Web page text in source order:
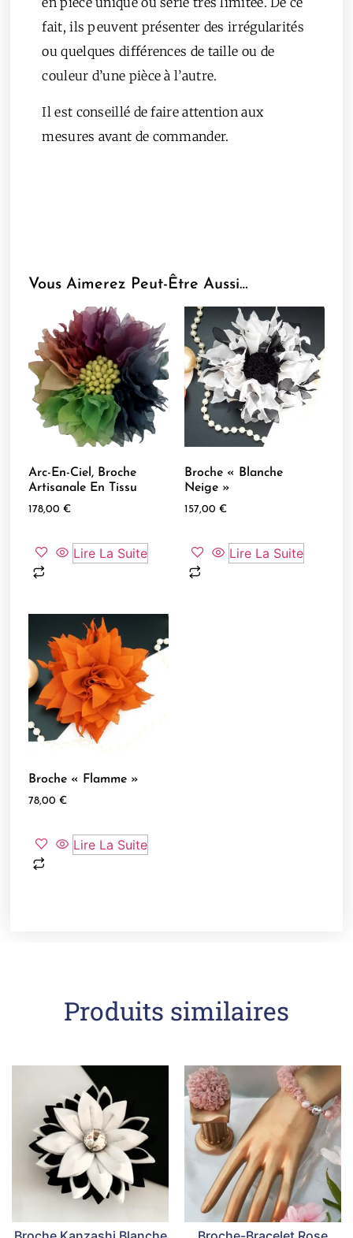
fait, ils peuvent présenter des irrégularités
ou quelques différences de taille ou de
couleur d’une pièce à l’autre.
Il est conseillé de faire attention aux
mesures avant de commander.
Vous Aimerez Peut-Être Aussi…
Arc-En-Ciel, Broche
Artisanale En Tissu
178,00€
Lire La Suite
Broche « Blanche
Neige »
157,00 €
Lire La Suite
Broche « Flamme »
78,00€
Lire La Suite
Produits similaires